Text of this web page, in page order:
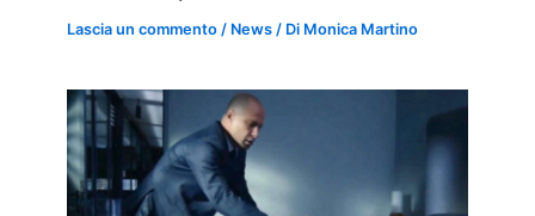
Lascia un commento / News / Di Monica Martino